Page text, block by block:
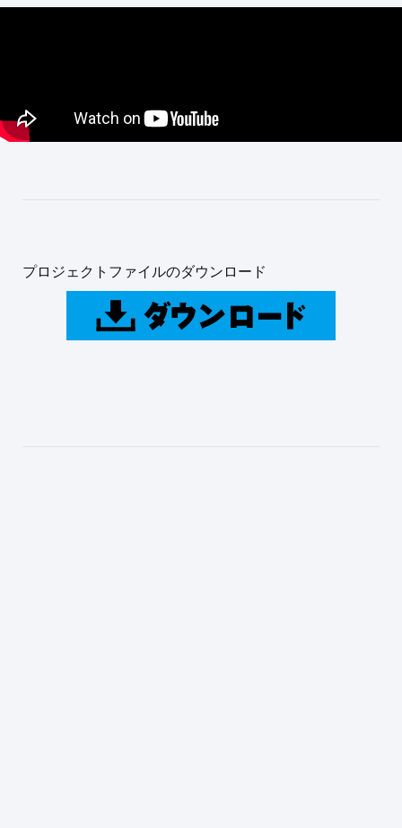
プロジェクトファイルのダウンロード